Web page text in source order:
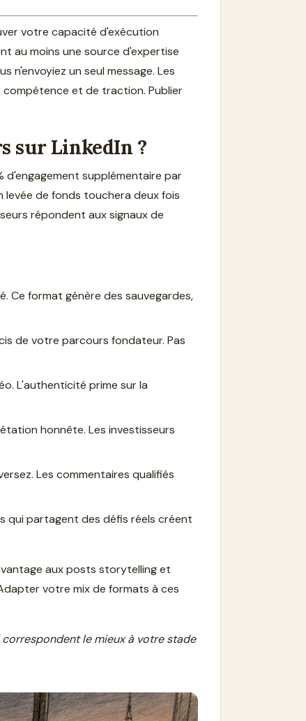
votre capacité d'exécution
au moins une source d'expertise
un seul message. Les
compétence et de traction. Publier
sur LinkedIn ?
d'engagement supplémentaire par
de fonds touchera deux fois
répondent aux signaux de
Ce format génère des sauvegardes,
de votre parcours fondateur. Pas
L'authenticité prime sur la
honnête. Les investisseurs
Les commentaires qualifiés
qui partagent des défis réels créent
aux posts storytelling et
votre mix de formats à ces
le mieux à votre stade